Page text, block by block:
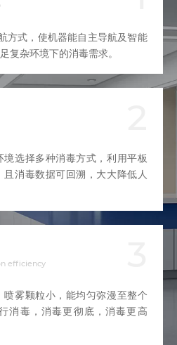
方式，使机器能自主导航及智能
复杂环境下的消毒需求。
选择多种消毒方式，利用平板
消毒数据可回溯，大大降低人
efficiency
雾颗粒小，能均匀弥漫至整个
消毒，消毒更彻底，消毒更高